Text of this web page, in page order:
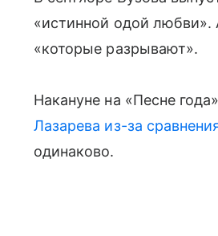
«истинной одой любви».
«которые разрывают».
Накануне на «Песне
Лазарева из-за
одинаково.